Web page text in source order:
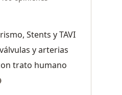
Stents y TAVI
y arterias
trato humano